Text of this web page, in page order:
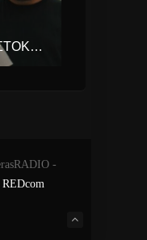
ΜΠΑΜΠΗΣ ΣΤΟΚΑΣ & ΑΝΝΑ ΒΙΣΣΗ – ΚΙ ΟΜΩΣ ΔΕΝ ΤΕΛΕΙΩΝΕΙ.
-
REDcom